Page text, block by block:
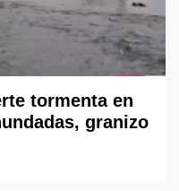
tormenta en
granizo